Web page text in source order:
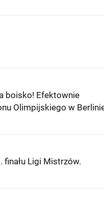
boisko! Efektownie
Olimpijskiego w
Ligi Mistrzów.